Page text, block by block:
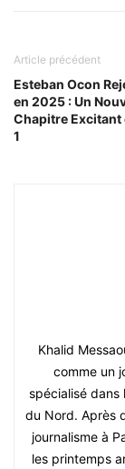
Article précédent
Esteban Ocon
en 2025 : Un
Chapitre Excitant
1
Khalid
comme un
spécialisé dans
du Nord. Après
journalisme à
les printemps